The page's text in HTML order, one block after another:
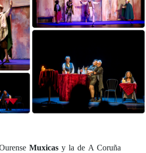
Muxicasy la de A Coruña